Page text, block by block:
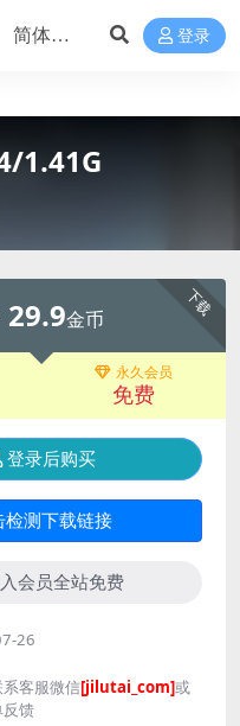
登录
1.41G
下载
29.9金币
永久会员
免费
登录后购买
检测下载链接
会员全站免费
26
客服微信[jilutai_com]或
馈